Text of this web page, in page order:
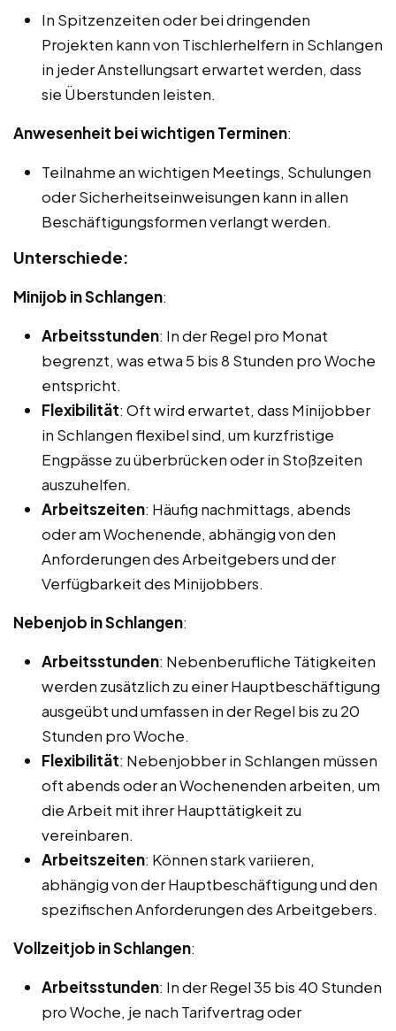
In Spitzenzeiten oder bei dringenden
Projekten kann von Tischlerhelfern in Schlangen
in jeder Anstellungsart erwartet werden, dass
sie Überstunden leisten.
Anwesenheit bei wichtigen Terminen:
Teilnahme an wichtigen Meetings, Schulungen
oder Sicherheitseinweisungen kann in allen
Beschäftigungsformen verlangt werden.
Unterschiede:
Minijob in Schlangen:
Arbeitsstunden: In der Regel pro Monat
begrenzt, was etwa 5 bis 8 Stunden pro Woche
entspricht.
Flexibilität: Oft wird erwartet, dass Minijobber
in Schlangen flexibel sind, um kurzfristige
Engpässe zu überbrücken oder in Stoßzeiten
auszuhelfen.
Arbeitszeiten: Häufig nachmittags, abends
oder am Wochenende, abhängig von den
Anforderungen des Arbeitgebers und der
Verfügbarkeit des Minijobbers.
Nebenjob in Schlangen:
Arbeitsstunden: Nebenberufliche Tätigkeiten
werden zusätzlich zu einer Hauptbeschäftigung
ausgeübt und umfassen in der Regel bis zu 20
Stunden pro Woche.
Flexibilität: Nebenjobber in Schlangen müssen
oft abends oder an Wochenenden arbeiten, um
die Arbeit mit ihrer Haupttätigkeit zu
vereinbaren.
Arbeitszeiten: Können stark variieren,
abhängig von der Hauptbeschäftigung und den
spezifischen Anforderungen des Arbeitgebers.
Vollzeitjob in Schlangen:
Arbeitsstunden: In der Regel 35 bis 40 Stunden
pro Woche, je nach Tarifvertrag oder